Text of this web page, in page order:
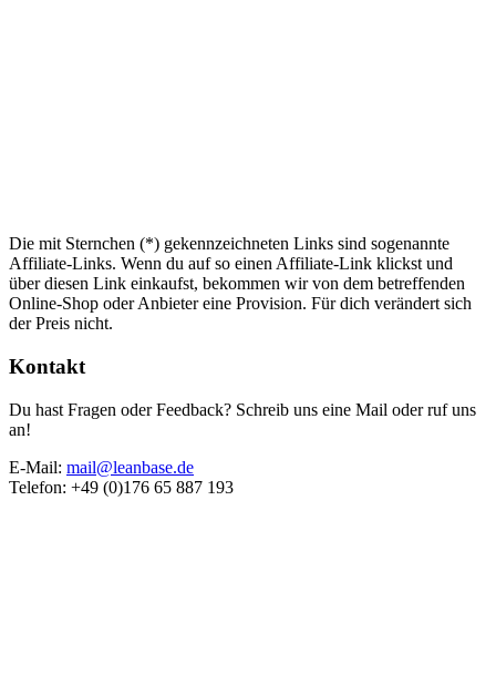
Die mit Sternchen (*) gekennzeichneten Links sind sogenannte
Affiliate-Links. Wenn du auf so einen Affiliate-Link klickst und
über diesen Link einkaufst, bekommen wir von dem betreffenden
Online-Shop oder Anbieter eine Provision. Für dich verändert sich
der Preis nicht.
Kontakt
Du hast Fragen oder Feedback? Schreib uns eine Mail oder ruf uns
an!
E-Mail: mail@leanbase.de
Telefon: +49 (0)176 65 887 193